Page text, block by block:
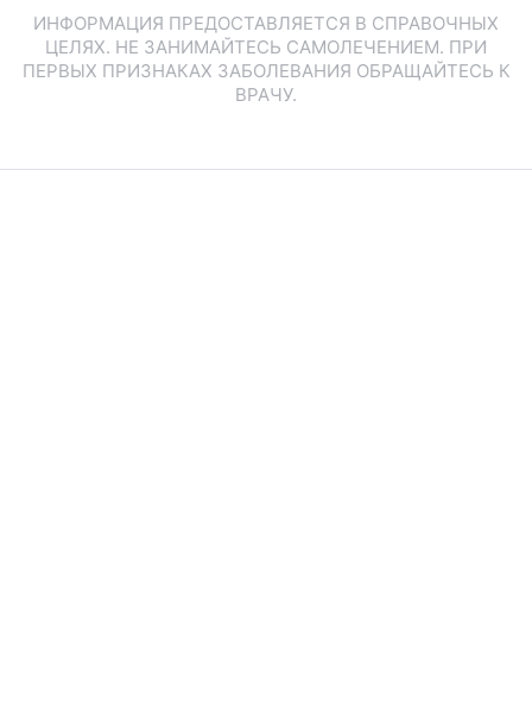
ИНФОРМАЦИЯ ПРЕДОСТАВЛЯЕТСЯ В СПРАВОЧНЫХ
ЦЕЛЯХ. НЕ ЗАНИМАЙТЕСЬ САМОЛЕЧЕНИЕМ. ПРИ
ПЕРВЫХ ПРИЗНАКАХ ЗАБОЛЕВАНИЯ ОБРАЩАЙТЕСЬ К
ВРАЧУ.